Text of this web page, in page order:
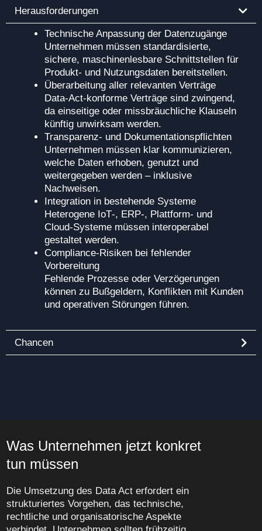
Herausforderungen
Technische Anpassung der Datenzugänge
Unternehmen müssen standardisierte,
sichere, maschinenlesbare Schnittstellen für
Produkt‑ und Nutzungsdaten bereitstellen.
Überarbeitung aller relevanten Verträge
Data‑Act‑konforme Verträge sind zwingend,
da einseitige oder missbräuchliche Klauseln
künftig unwirksam werden.
Transparenz‑ und Dokumentationspflichten
Unternehmen müssen klar kommunizieren,
welche Daten erhoben, genutzt und
weitergegeben werden – inklusive
Nachweisen.
Integration in bestehende Systeme
Heterogene IoT‑, ERP‑, Plattform‑ und
Cloud‑Systeme müssen interoperabel
gestaltet werden.
Compliance‑Risiken bei fehlender
Vorbereitung
Fehlende Prozesse oder Verzögerungen
können zu Bußgeldern, Konflikten mit Kunden
und operativen Störungen führen.
Chancen
Was Unternehmen jetzt konkret
tun müssen
Die Umsetzung des Data Act erfordert ein
strukturiertes Vorgehen, das technische,
rechtliche und organisatorische Aspekte